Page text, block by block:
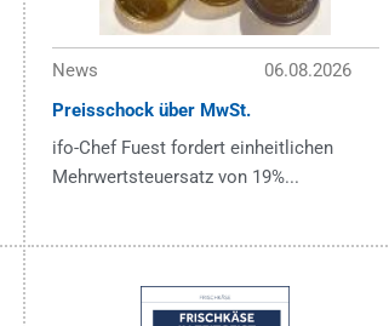
News
06.08.2026
Preisschock über MwSt.
ifo-Chef Fuest fordert einheitlichen
Mehrwertsteuersatz von 19%...